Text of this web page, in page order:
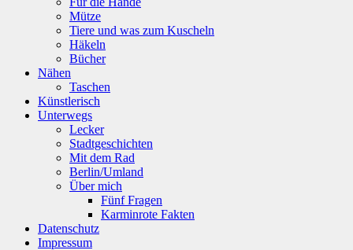
Mütze
Tiere und was zum Kuscheln
Häkeln
Bücher
Nähen
Taschen
Künstlerisch
Unterwegs
Lecker
Stadtgeschichten
Mit dem Rad
Berlin/Umland
Über mich
Fünf Fragen
Karminrote Fakten
Datenschutz
Impressum